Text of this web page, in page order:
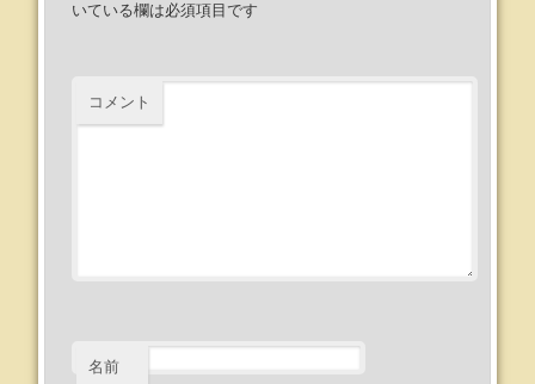
いている欄は必須項目です
コメント
名前